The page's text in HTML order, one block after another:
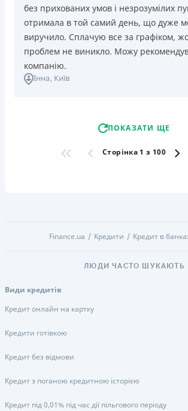
без прихованих умов і незрозумілих
отримала в той самий день, що дуже
виручило. Сплачую все за графіком,
проблем не виникло. Можу
компанію.
Інна, Київ
ПОКАЗАТИ ЩЕ
Сторінка 1 з 100
Finance.ua Кредити Кредит в
ЛЮДИ ЧАСТО ШУКАЮТЬ
Види кредитів
Кредит онлайн на картку
Кредити готівкою
Кредит без відмови
Кредит з поганою кредитною історією
Кредит під 0,01% під час дії пільгового періоду